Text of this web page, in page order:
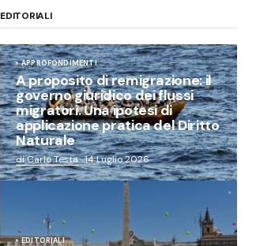
EDITORIALI
APPROFONDIMENTI
A proposito di remigrazione: il
governo giuridico dei flussi
migratori. Una ipotesi di
applicazione pratica del Diritto
Naturale
di Carlo Testa 14 Luglio 2026
EDITORIALI